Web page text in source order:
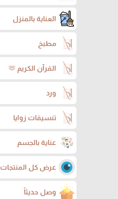
العناية بالمنزل
مطبخ
القرآن الكريم 🫶
ورد
تنسيقات زوايا
عناية بالجسم
عرض كل المنتجات
وصل حديثاً